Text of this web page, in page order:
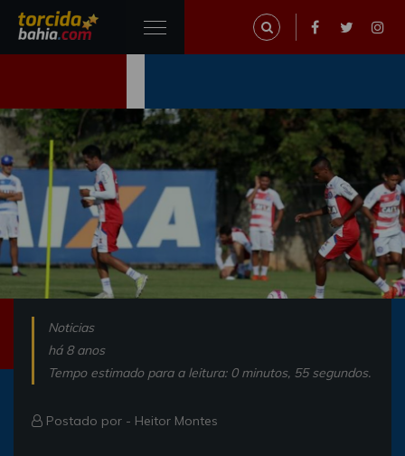
Noticias
há 8 anos
Tempo estimado para a leitura: 0 minutos, 55 segundos.
Postado por - Heitor Montes